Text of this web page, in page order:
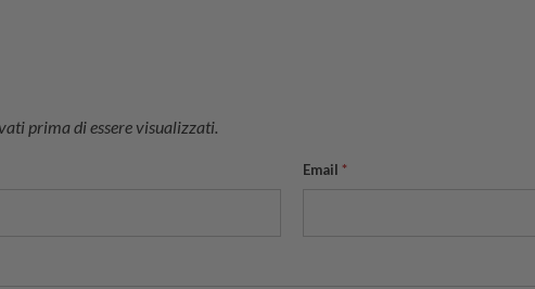
prima di essere visualizzati.
Email *